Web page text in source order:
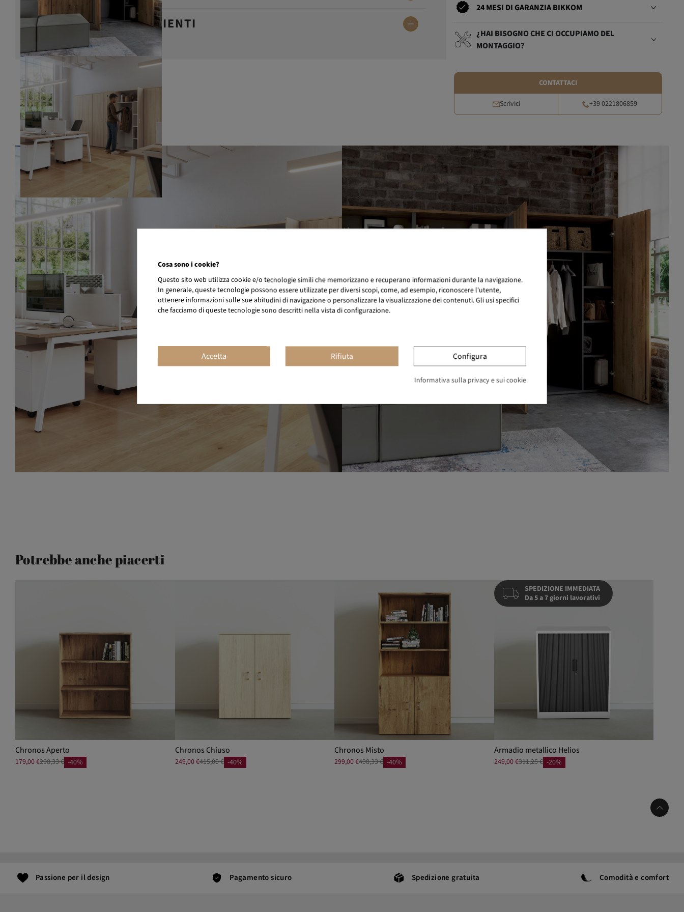
24 MESI DI GARANZIA BIKKOM
¿HAI BISOGNO CHE CI OCCUPIAMO DEL
MONTAGGIO?
CONTATTACI
Scrivici +39 0221806859
RECENSIONI DEI CLIENTI
Potrebbe anche piacerti
Chronos Aperto
179,00 €298,33 € -40%
Chronos Chiuso
249,00 €415,00 € -40%
Chronos Misto
299,00 €498,33 € -40%
SPEDIZIONE IMMEDIATA
Da 5 a 7 giorni lavorativi
Armadio metallico Helios
249,00 €311,25 € -20%
Passione per il design Pagamento sicuro Spedizione gratuita Comodità e comfort
Cosa sono i cookie?
Questo sito web utilizza cookie e/o tecnologie simili che memorizzano e recuperano informazioni durante la navigazione.
In generale, queste tecnologie possono essere utilizzate per diversi scopi, come, ad esempio, riconoscere l'utente,
ottenere informazioni sulle sue abitudini di navigazione o personalizzare la visualizzazione dei contenuti. Gli usi specifici
che facciamo di queste tecnologie sono descritti nella vista di configurazione.
Accetta Rifiuta Configura
Informativa sulla privacy e sui cookie